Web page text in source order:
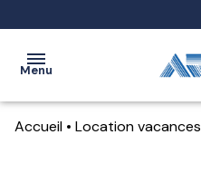
Menu
Accueil Location vacances